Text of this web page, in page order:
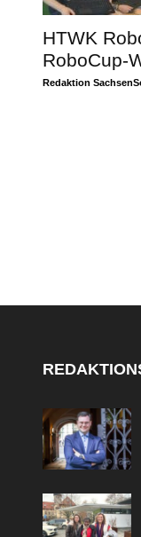
HTWK
RoboCup-
Redaktion